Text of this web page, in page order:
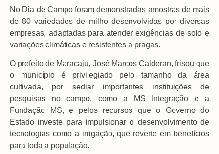
No Dia de Campo foram demonstradas amostras de mais
de 80 variedades de milho desenvolvidas por diversas
empresas, adaptadas para atender exigências de solo e
variações climáticas e resistentes a pragas.
O prefeito de Maracaju, José Marcos Calderan, frisou que
o município é privilegiado pelo tamanho da área
cultivada, por sediar importantes instituições de
pesquisas no campo, como a MS Integração e a
Fundação MS, e pelos recursos que o Governo do
Estado investe para impulsionar o desenvolvimento de
tecnologias como a irrigação, que reverte em benefícios
para toda a população.